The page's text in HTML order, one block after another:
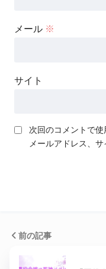
メール ※
サイト
次回のコメントで使
メールアドレス、サ
前の記事